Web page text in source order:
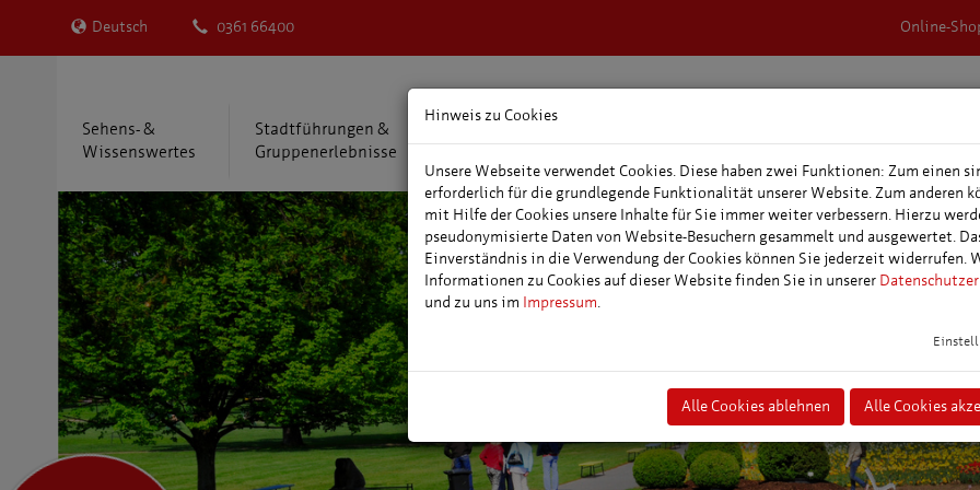
Deutsch 0361 66400 Online-
Sehens- &
Wissenswertes
Stadtführungen &
Gruppenerlebnisse
Hinweis zu Cookies
Unsere Webseite verwendet Cookies. Diese haben zwei Funktionen: Zum einen
erforderlich für die grundlegende Funktionalität unserer Website. Zum anderen
mit Hilfe der Cookies unsere Inhalte für Sie immer weiter verbessern. Hierzu
pseudonymisierte Daten von Website-Besuchern gesammelt und ausgewertet.
Einverständnis in die Verwendung der Cookies können Sie jederzeit widerrufen.
Informationen zu Cookies auf dieser Website finden Sie in unserer
und zu uns im Impressum.
Alle Cookies ablehnen Alle Cookies